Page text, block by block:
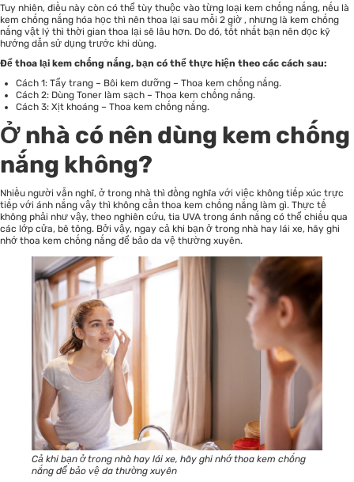
Tuy nhiên, điều này còn có thể tùy thuộc vào từng loại kem chống nắng, nếu là
kem chống nắng hóa học thì nên thoa lại sau mỗi 2 giờ , nhưng là kem chống
nắng vật lý thì thời gian thoa lại sẽ lâu hơn. Do đó, tốt nhất bạn nên đọc kỹ
hướng dẫn sử dụng trước khi dùng.
Để thoa lại kem chống nắng, bạn có thể thực hiện theo các cách sau:
Cách 1: Tẩy trang – Bôi kem dưỡng – Thoa kem chống nắng.
Cách 2: Dùng Toner làm sạch – Thoa kem chống nắng.
Cách 3: Xịt khoáng – Thoa kem chống nắng.
Ở nhà có nên dùng kem chống
nắng không?
Nhiều người vẫn nghĩ, ở trong nhà thì đồng nghĩa với việc không tiếp xúc trực
tiếp với ánh nắng vậy thì không cần thoa kem chống nắng làm gì. Thực tế
không phải như vậy, theo nghiên cứu, tia UVA trong ánh nắng có thể chiếu qua
các lớp cửa, bê tông. Bởi vậy, ngay cả khi bạn ở trong nhà hay lái xe, hãy ghi
nhớ thoa kem chống nắng để bảo da vệ thường xuyên.
Cả khi bạn ở trong nhà hay lái xe, hãy ghi nhớ thoa kem chống
nắng để bảo vệ da thường xuyên